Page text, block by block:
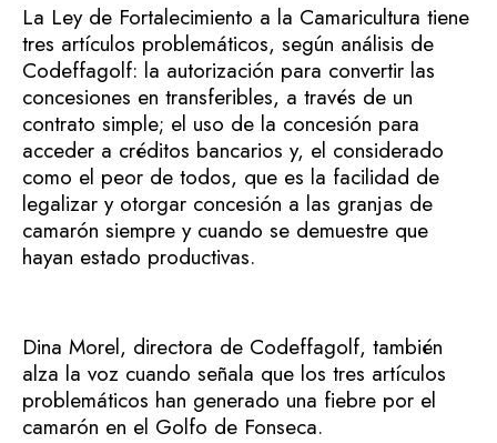
La Ley de Fortalecimiento a la Camaricultura tiene
tres artículos problemáticos, según análisis de
Codeffagolf: la autorización para convertir las
concesiones en transferibles, a través de un
contrato simple; el uso de la concesión para
acceder a créditos bancarios y, el considerado
como el peor de todos, que es la facilidad de
legalizar y otorgar concesión a las granjas de
camarón siempre y cuando se demuestre que
hayan estado productivas.
Dina Morel, directora de Codeffagolf, también
alza la voz cuando señala que los tres artículos
problemáticos han generado una fiebre por el
camarón en el Golfo de Fonseca.